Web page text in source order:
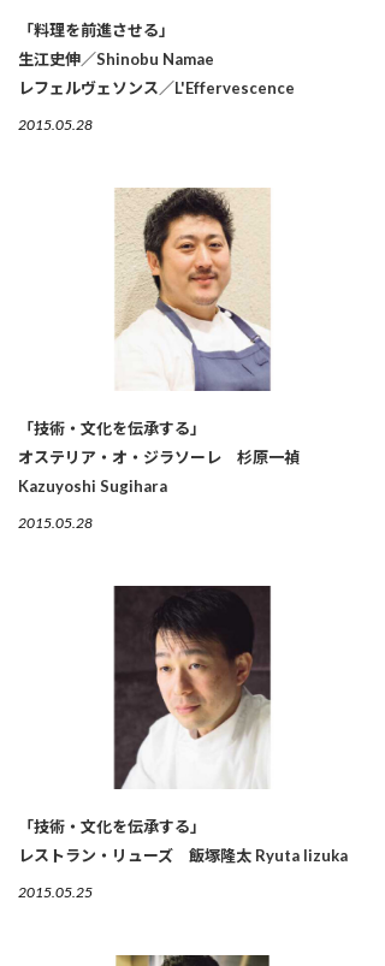
「料理を前進させる」
生江史伸／Shinobu Namae
レフェルヴェソンス／L'Effervescence
2015.05.28
「技術・文化を伝承する」
オステリア・オ・ジラソーレ 杉原一禎
Kazuyoshi Sugihara
2015.05.28
「技術・文化を伝承する」
レストラン・リューズ 飯塚隆太 Ryuta Iizuka
2015.05.25